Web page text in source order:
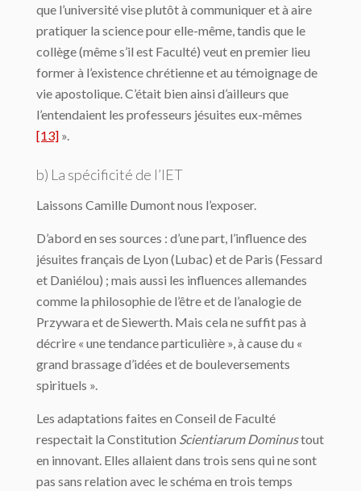
que l’université vise plutôt à communiquer et à aire
pratiquer la science pour elle-même, tandis que le
collège (même s’il est Faculté) veut en premier lieu
former à l’existence chrétienne et au témoignage de
vie apostolique. C’était bien ainsi d’ailleurs que
l’entendaient les professeurs jésuites eux-mêmes
[13] ».
b) La spécificité de l’IET
Laissons Camille Dumont nous l’exposer.
D’abord en ses sources : d’une part, l’influence des
jésuites français de Lyon (Lubac) et de Paris (Fessard
et Daniélou) ; mais aussi les influences allemandes
comme la philosophie de l’être et de l’analogie de
Przywara et de Siewerth. Mais cela ne suffit pas à
décrire « une tendance particulière », à cause du «
grand brassage d’idées et de bouleversements
spirituels ».
Les adaptations faites en Conseil de Faculté
respectait la Constitution Scientiarum Dominustout
en innovant. Elles allaient dans trois sens qui ne sont
pas sans relation avec le schéma en trois temps